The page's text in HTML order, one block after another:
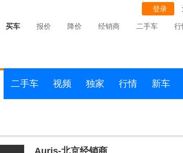
登录
买车 报价 降价 经销商 二手车 行
二手车 视频 独家 行情 新车
Auris-北京经销商